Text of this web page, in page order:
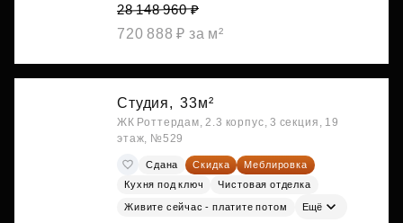
28 148 960 ₽
720 888 ₽ за м²
Студия, 33м²
ЖК Роттердам, 2.3 корпус, 3 секция, 19
этаж, №529
Сдана Скидка
Меблировка
Кухня под ключ
Чистовая отделка
Живите сейчас - платите потом Ещё